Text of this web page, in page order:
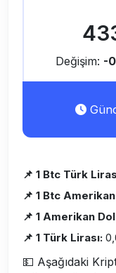
Değişim: -
📌 1 Btc Türk
📌 1 Btc
📌 1 Amerikan
📌 1 Türk Lirası:
💵 Aşağıdaki